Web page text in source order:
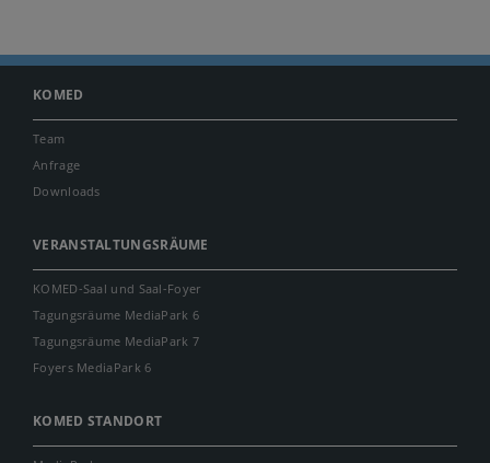
KOMED
Team
Anfrage
Downloads
VERANSTALTUNGSRÄUME
KOMED-Saal und Saal-Foyer
Tagungsräume MediaPark 6
Tagungsräume MediaPark 7
Foyers MediaPark 6
KOMED STANDORT